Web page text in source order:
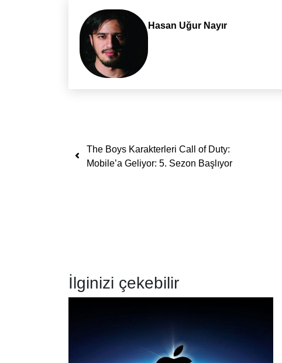
Hasan Uğur Nayır
Yazı dolaşımı
The Boys Karakterleri Call of Duty:
Mobile’a Geliyor: 5. Sezon Başlıyor
İlginizi çekebilir